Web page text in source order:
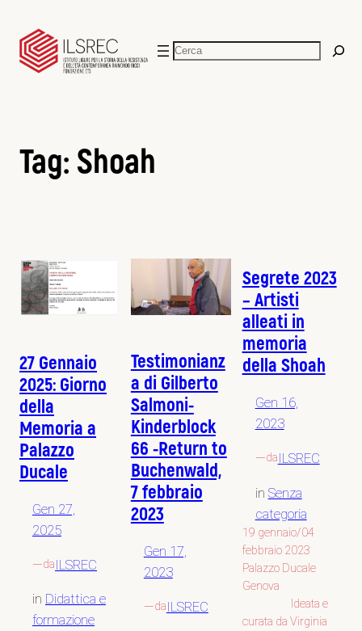
contenuto
Cerca
Tag: Shoah
27 Gennaio
2025: Giorno
della
Memoria a
Palazzo
Ducale
Gen 27,
2025
—daILSREC
in Didattica e
formazione
Testimonianz
a di Gilberto
Salmoni-
Kinderblock
66 -Return to
Buchenwald,
7 febbraio
2023
Gen 17,
2023
—daILSREC
Segrete 2023
– Artisti
alleati in
memoria
della Shoah
Gen 16,
2023
—daILSREC
in Senza
categoria
19 gennaio/04
febbraio 2023
Palazzo Ducale
Genova
Ideata e
curata da Virginia